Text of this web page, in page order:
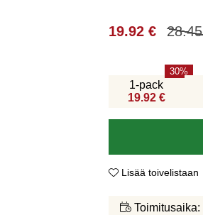
28.45
19.92 €
1-pack
19.92 €
30
Lisää toivelistaan
Toimitusaika: